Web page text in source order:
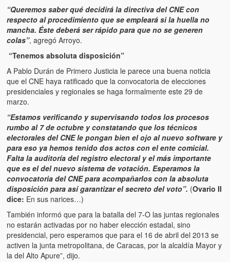
“Queremos saber qué decidirá la directiva del CNE con
respecto al procedimiento que se empleará si la huella no
mancha. Éste deberá ser rápido para que no se generen
colas”, agregó Arroyo.
“Tenemos absoluta disposición”
A Pablo Durán de Primero Justicia le parece una buena noticia
que el CNE haya ratificado que la convocatoria de elecciones
presidenciales y regionales se haga formalmente este 29 de
marzo.
“Estamos verificando y supervisando todos los procesos
rumbo al 7 de octubre y constatando que los técnicos
electorales del CNE le pongan bien el ojo al nuevo software y
para eso ya hemos tenido dos actos con el ente comicial.
Falta la auditoría del registro electoral y el más importante
que es el del nuevo sistema de votación. Esperamos la
convocatoria del CNE para acompañarlos con la absoluta
disposición para así garantizar el secreto del voto”. (Ovario II
dice: En sus narices…)
También informó que para la batalla del 7-O las juntas regionales
no estarán activadas por no haber elección estadal, sino
presidencial, pero esperamos que para el 16 de abril del 2013 se
activen la junta metropolitana, de Caracas, por la alcaldía Mayor y
la del Alto Apure”, dijo.